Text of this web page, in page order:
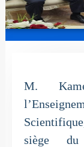
M.
siège du